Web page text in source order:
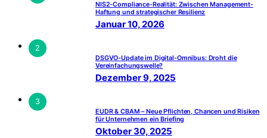
NIS2-Compliance-Realität: Zwischen Management-
Haftung und strategischer Resilienz
Januar 10, 2026
2
DSGVO-Update im Digital-Omnibus: Droht die
Vereinfachungswelle?
Dezember 9, 2025
3
EUDR & CBAM – Neue Pflichten, Chancen und Risiken
für Unternehmen ein Briefing
Oktober 30, 2025